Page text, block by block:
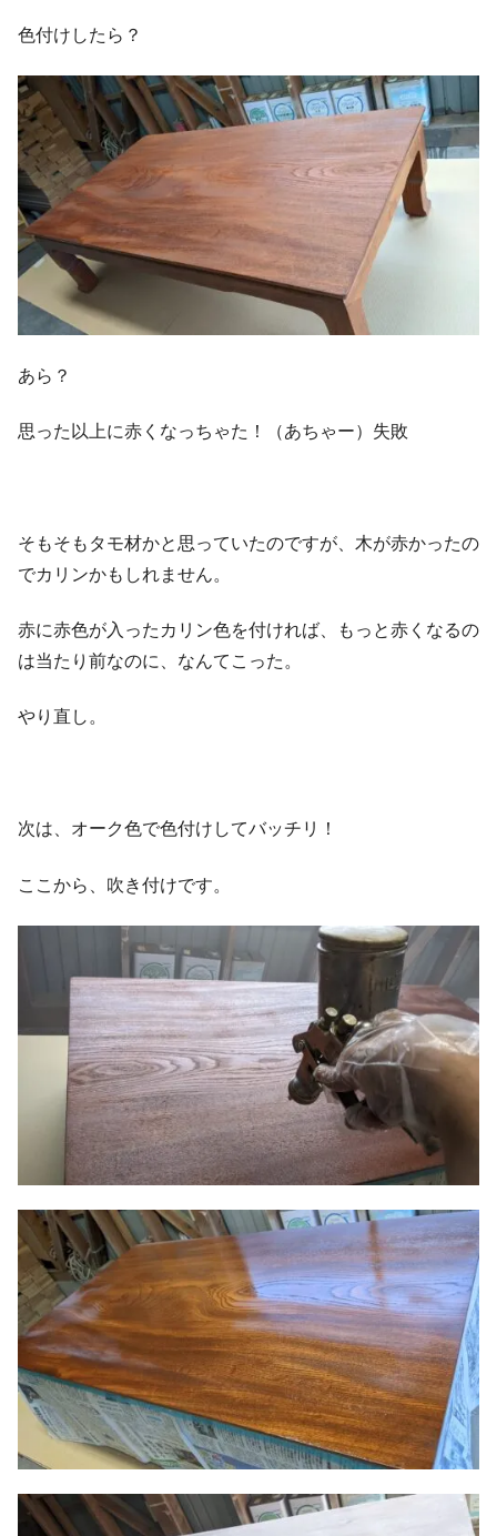
色付けしたら？
あら？
思った以上に赤くなっちゃた！（あちゃー）失敗
そもそもタモ材かと思っていたのですが、木が赤かったの
でカリンかもしれません。
赤に赤色が入ったカリン色を付ければ、もっと赤くなるの
は当たり前なのに、なんてこった。
やり直し。
次は、オーク色で色付けしてバッチリ！
ここから、吹き付けです。